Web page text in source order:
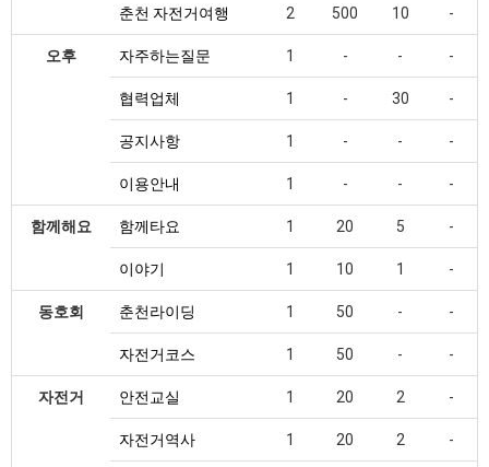
춘천 자전거여행 2 500 10 -
오후 자주하는질문 1 - - -
협력업체 1 - 30 -
공지사항 1 - - -
이용안내 1 - - -
함께해요 함께타요 1 20 5 -
이야기 1 10 1 -
동호회 춘천라이딩 1 50 - -
자전거코스 1 50 - -
자전거 안전교실 1 20 2 -
자전거역사 1 20 2 -